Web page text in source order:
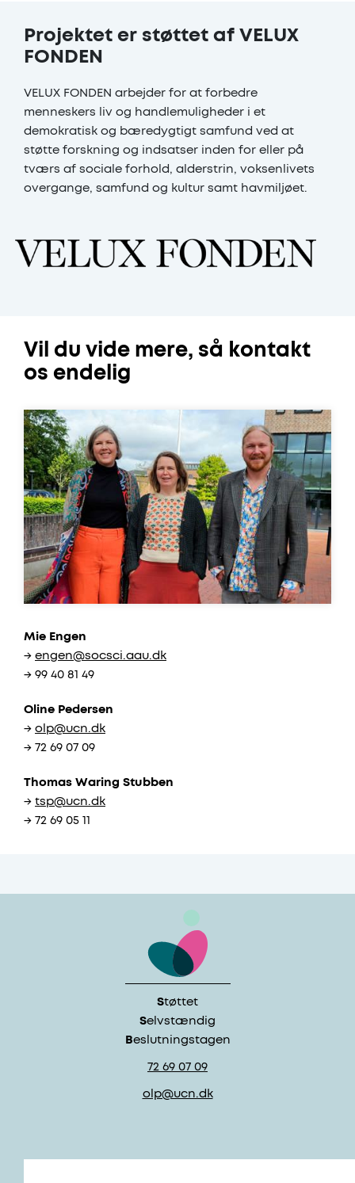
Projektet er støttet af VELUX
FONDEN
VELUX FONDEN arbejder for at forbedre
menneskers liv og handlemuligheder i et
demokratisk og bæredygtigt samfund ved at
støtte forskning og indsatser inden for eller på
tværs af sociale forhold, alderstrin, voksenlivets
overgange, samfund og kultur samt havmiljøet.
Vil du vide mere, så kontakt
os endelig
Mie Engen
→ engen@socsci.aau.dk
→ 99 40 81 49
Oline Pedersen
→ olp@ucn.dk
→ 72 69 07 09
Thomas Waring Stubben
→ tsp@ucn.dk
→ 72 69 05 11
Støttet
Selvstændig
Beslutningstagen
72 69 07 09
olp@ucn.dk